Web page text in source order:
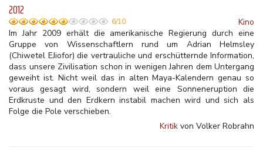
2012
6/10
Kino
Im Jahr 2009 erhält die amerikanische Regierung durch eine
Gruppe von Wissenschaftlern rund um Adrian Helmsley
(Chiwetel EJiofor) die vertrauliche und erschütternde Information,
dass unsere Zivilisation schon in wenigen Jahren dem Untergang
geweiht ist. Nicht weil das in alten Maya-Kalendern genau so
voraus gesagt wird, sondern weil eine Sonneneruption die
Erdkruste und den Erdkern instabil machen wird und sich als
Folge die Pole verschieben.
Kritik von Volker Robrahn